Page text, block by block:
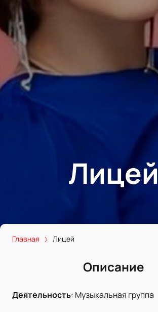
Лицей
Главная Лицей
Описание
Деятельность: Музыкальная группа